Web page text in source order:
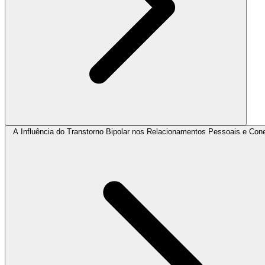
A Influência do Transtorno Bipolar nos Relacionamentos Pessoais e